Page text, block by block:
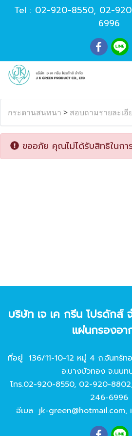
Tel : 02-920-8550, 02-
6996
กระดานสนทนา > สอบถามรายละเอี
ขออภัย คุณไม่ได้รับสิทธิในกา
บริษัท เจ เค กรีน โปรดักส์
แผ่นกรองอา
ที่อยู่ 136/11-10-12 หมู่ 4 ถ.จันทร์
อ.บางบัวทอง จ.นนทบุ
โทร.02-920-8550, 02-920-8802
246-6996
อีเมล jk-green@hotmail.com,